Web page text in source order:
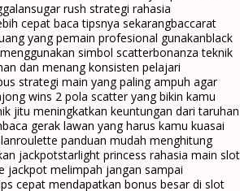
sugar rush strategi rahasia
cepat baca tipsnya sekarangbaccarat
yang pemain profesional gunakanblack
simbol scatterbonanza teknik
dan menang konsisten pelajari
strategi main yang paling ampuh agar
wins 2 pola scatter yang bikin kamu
jitu meningkatkan keuntungan dari taruhan
gerak lawan yang harus kamu kuasai
roulette panduan mudah menghitung
jackpotstarlight princess rahasia main slot
jackpot melimpah jangan sampai
cepat mendapatkan bonus besar di slot